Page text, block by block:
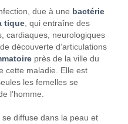
due à une bactérie
tique , qui entraîne des
cardiaques, neurologiques
découverte d’articulations
près de la ville du
cette maladie. Elle est
les femelles se
l’homme.
diffuse dans la peau et